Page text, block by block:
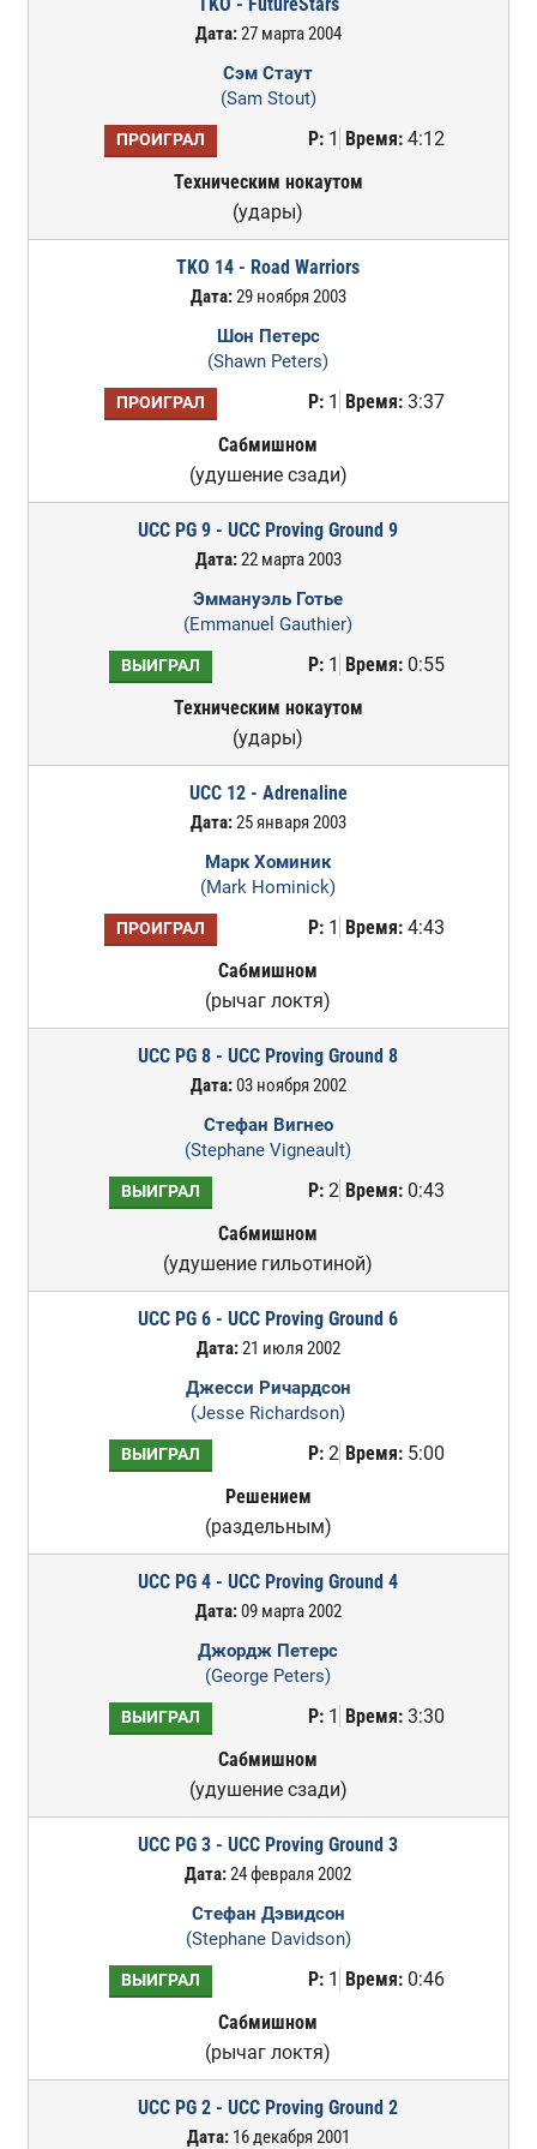
Дата:27 марта 2004
Сэм Стаут
(Sam Stout)
ПРОИГРАЛ Р:1 Время:4:12
Техническим нокаутом
(удары)
TKO 14 - Road Warriors
Дата:29 ноября 2003
Шон Петерс
(Shawn Peters)
ПРОИГРАЛ Р:1 Время:3:37
Сабмишном
(удушение сзади)
UCC PG 9 - UCC Proving Ground 9
Дата:22 марта 2003
Эммануэль Готье
(Emmanuel Gauthier)
ВЫИГРАЛ Р:1 Время:0:55
Техническим нокаутом
(удары)
UCC 12 - Adrenaline
Дата:25 января 2003
Марк Хоминик
(Mark Hominick)
ПРОИГРАЛ Р:1 Время:4:43
Сабмишном
(рычаг локтя)
UCC PG 8 - UCC Proving Ground 8
Дата:03 ноября 2002
Стефан Вигнео
(Stephane Vigneault)
ВЫИГРАЛ Р:2 Время:0:43
Сабмишном
(удушение гильотиной)
UCC PG 6 - UCC Proving Ground 6
Дата:21 июля 2002
Джесси Ричардсон
(Jesse Richardson)
ВЫИГРАЛ Р:2 Время:5:00
Решением
(раздельным)
UCC PG 4 - UCC Proving Ground 4
Дата:09 марта 2002
Джордж Петерс
(George Peters)
ВЫИГРАЛ Р:1 Время:3:30
Сабмишном
(удушение сзади)
UCC PG 3 - UCC Proving Ground 3
Дата:24 февраля 2002
Стефан Дэвидсон
(Stephane Davidson)
ВЫИГРАЛ Р:1 Время:0:46
Сабмишном
(рычаг локтя)
UCC PG 2 - UCC Proving Ground 2
Дата:16 декабря 2001